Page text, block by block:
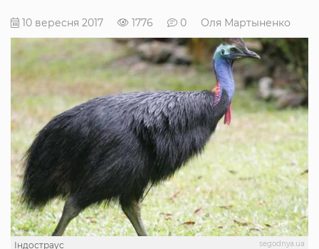
10 вересня 2017 1776 0 Оля Мартыненко
segodnya.ua
Індостраус